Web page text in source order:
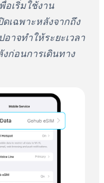
อเริ่มใช้งาน
ดเฉพาะหลังจากถึง
อาจทำให้ระยะเวลา
ก่อนการเดินทาง